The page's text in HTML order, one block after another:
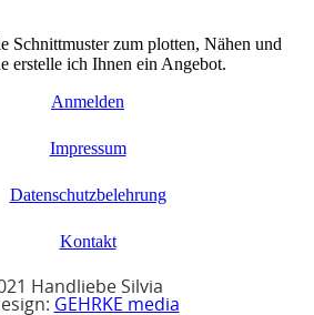
Schnittmuster zum plotten, Nähen und
erstelle ich Ihnen ein Angebot.
Anmelden
Impressum
Datenschutzbelehrung
Kontakt
Handliebe Silvia
GEHRKE media